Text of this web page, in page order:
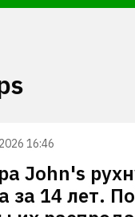
16:46
John's
за 14 лет.